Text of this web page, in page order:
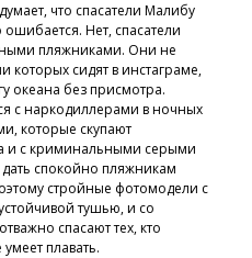
что спасатели Малибу
Нет, спасатели
пляжниками. Они не
которых сидят в инстаграме,
океана без присмотра.
с наркодиллерами в ночных
которые скупают
и с криминальными серыми
спокойно пляжникам
стройные фотомодели с
тушью, и со
спасают тех, кто
плавать.